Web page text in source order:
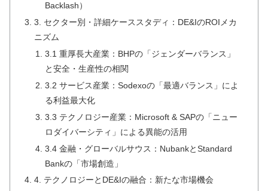
Backlash）
3. セクター別・詳細ケーススタディ：DE&IのROIメカ
ニズム
3.1 重厚長大産業：BHPの「ジェンダーバランス」
と安全・生産性の相関
3.2 サービス産業：Sodexoの「最適バランス」によ
る利益最大化
3.3 テクノロジー産業：Microsoft & SAPの「ニュー
ロダイバーシティ」による異能の活用
3.4 金融・グローバルサウス：NubankとStandard
Bankの「市場創造」
4. テクノロジーとDE&Iの融合：新たな市場機会